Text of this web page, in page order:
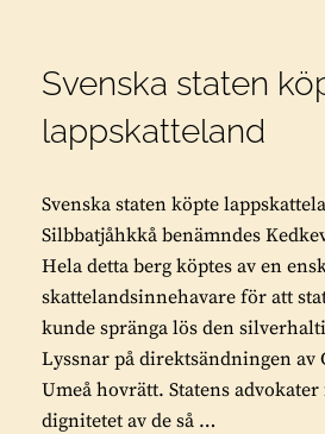
Svenska staten
lappskatteland
Svenska staten köpte
Silbbatjåhkkå benämndes
Hela detta berg köptes av en
skattelandsinnehavare för att
kunde spränga lös den
Lyssnar på direktsändningen av
Umeå hovrätt. Statens
dignitetet av de så …